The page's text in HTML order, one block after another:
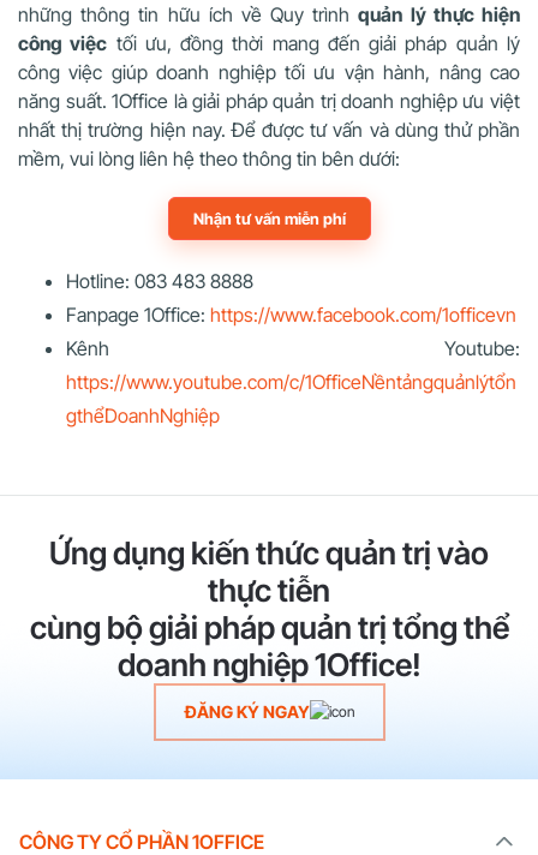
những thông tin hữu ích về Quy trìnhquản lý thực hiện
công việc tối ưu, đồng thời mang đến giải pháp quản lý
công việc giúp doanh nghiệp tối ưu vận hành, nâng cao
năng suất. 1Office là giải pháp quản trị doanh nghiệp ưu việt
nhất thị trường hiện nay. Để được tư vấn và dùng thử phần
mềm, vui lòng liên hệ theo thông tin bên dưới:
Nhận tư vấn miễn phí
Hotline: 083 483 8888
Fanpage 1Office: https://www.facebook.com/1officevn
Kênh Youtube:
https://www.youtube.com/c/1OfficeNềntảngquảnlýtổn
gthểDoanhNghiệp
Ứng dụng kiến thức quản trị vào
thực tiễn
cùng bộ giải pháp quản trị tổng thể
doanh nghiệp 1Office!
ĐĂNG KÝ NGAY
CÔNG TY CỔ PHẦN 1OFFICE